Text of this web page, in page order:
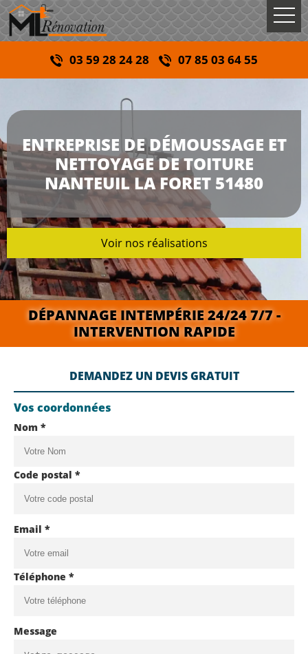
03 59 28 24 28 07 85 03 64 55
ENTREPRISE DE DÉMOUSSAGE ET
NETTOYAGE DE TOITURE
NANTEUIL LA FORET 51480
Voir nos réalisations
DÉPANNAGE INTEMPÉRIE 24/24 7/7 -
INTERVENTION RAPIDE
DEMANDEZ UN DEVIS GRATUIT
Vos coordonnées
Nom *
Code postal *
Email *
Téléphone *
Message